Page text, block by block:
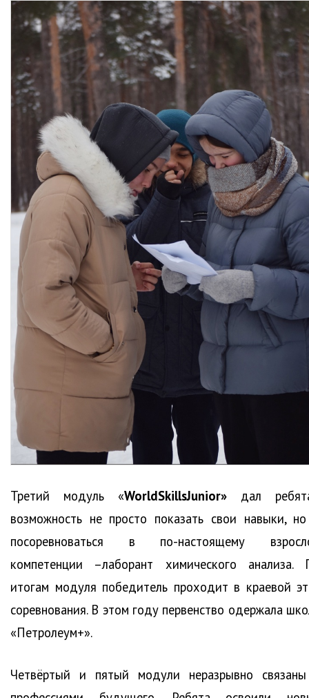
Третий модуль «WorldSkillsJunior» дал
возможность не просто показать свои навыки,
посоревноваться в по-настоящему
компетенции –лаборант химического анализа.
итогам модуля победитель проходит в краевой
соревнования. В этом году первенство одержала
«Петролеум+».
Четвёртый и пятый модули неразрывно